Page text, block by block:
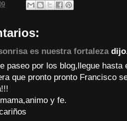
es nuestra fortaleza
paseo por los blog,llegue hasta
que pronto pronto Francisco
y fe.